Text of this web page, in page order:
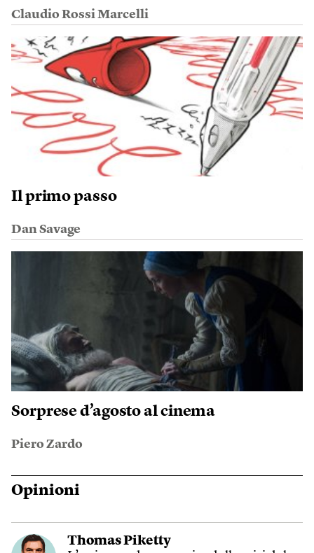
Claudio Rossi Marcelli
Il primo passo
Dan Savage
Sorprese d’agosto al cinema
Piero Zardo
Opinioni
Thomas Piketty